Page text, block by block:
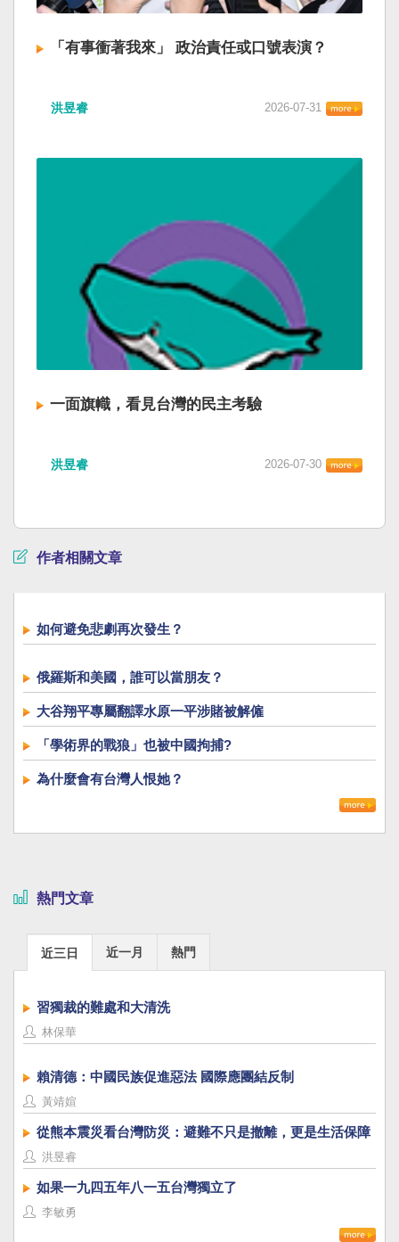
「有事衝著我來」 政治責任或口號表演？
洪昱睿 2026-07-31
一面旗幟，看見台灣的民主考驗
洪昱睿 2026-07-30
作者相關文章
如何避免悲劇再次發生？
俄羅斯和美國，誰可以當朋友？
大谷翔平專屬翻譯水原一平涉賭被解僱
「學術界的戰狼」也被中國拘捕?
為什麼會有台灣人恨她？
熱門文章
近三日 近一月 熱門
習獨裁的難處和大清洗
林保華
賴清德：中國民族促進惡法 國際應團結反制
黃靖媗
從熊本震災看台灣防災：避難不只是撤離，更是生活保障
洪昱睿
如果一九四五年八一五台灣獨立了
李敏勇